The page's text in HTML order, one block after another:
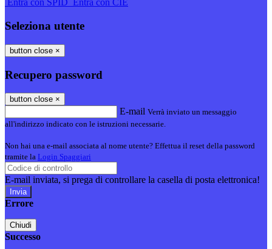
Entra con SPID Entra con CIE
Seleziona utente
button close ×
Recupero password
button close ×
E-mail Verrà inviato un messaggio
all'indirizzo indicato con le istruzioni necessarie.
Non hai una e-mail associata al nome utente? Effettua il reset della password
tramite la Login Spaggiari
E-mail inviata, si prega di controllare la casella di posta elettronica!
Errore
Chiudi
Successo